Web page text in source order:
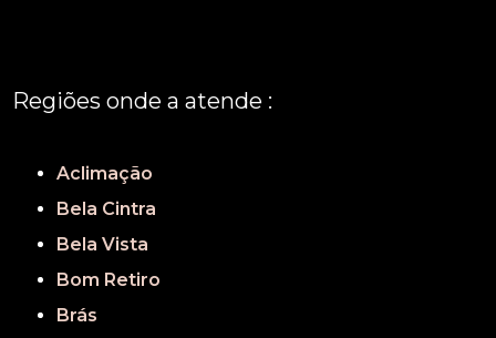
Regiões onde a atende :
Aclimação
Bela Cintra
Bela Vista
Bom Retiro
Brás